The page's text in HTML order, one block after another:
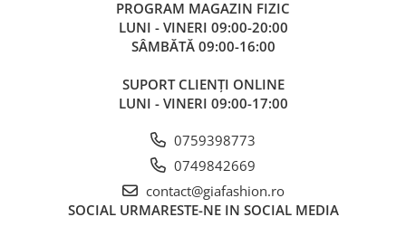
PROGRAM MAGAZIN FIZIC
LUNI - VINERI 09:00-20:00
SÂMBĂTĂ 09:00-16:00
SUPORT CLIENȚI ONLINE
LUNI - VINERI 09:00-17:00
0759398773
0749842669
contact@giafashion.ro
SOCIAL URMARESTE-NE IN SOCIAL MEDIA